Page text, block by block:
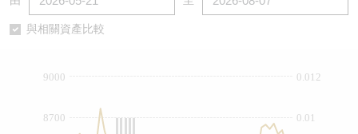
與相關資產比較
0.01
0.012
8700
9000
認股證/牛熊證日誌
牛熊證到期結算價查詢
中資ETFs溢價比較